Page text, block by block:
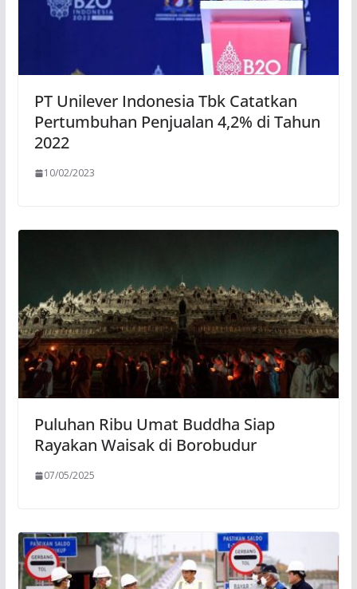
PT Unilever Indonesia Tbk Catatkan
Pertumbuhan Penjualan 4,2% di Tahun
2022
10/02/2023
Puluhan Ribu Umat Buddha Siap
Rayakan Waisak di Borobudur
07/05/2025